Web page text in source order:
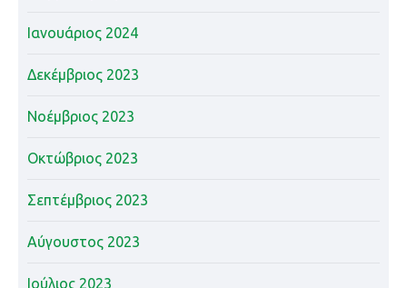
Ιανουάριος 2024
Δεκέμβριος 2023
Νοέμβριος 2023
Οκτώβριος 2023
Σεπτέμβριος 2023
Αύγουστος 2023
Ιούλιος 2023